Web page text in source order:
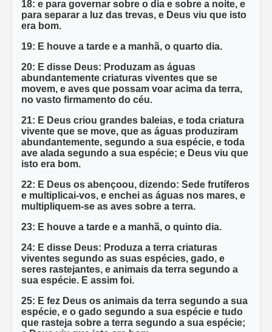
18: e para governar sobre o dia e sobre a noite, e
para separar a luz das trevas, e Deus viu que isto
era bom.
19: E houve a tarde e a manhã, o quarto dia.
20: E disse Deus: Produzam as águas
abundantemente criaturas viventes que se
movem, e aves que possam voar acima da terra,
no vasto firmamento do céu.
21: E Deus criou grandes baleias, e toda criatura
vivente que se move, que as águas produziram
abundantemente, segundo a sua espécie, e toda
ave alada segundo a sua espécie; e Deus viu que
isto era bom.
22: E Deus os abençoou, dizendo: Sede frutíferos
e multiplicai-vos, e enchei as águas nos mares, e
multipliquem-se as aves sobre a terra.
23: E houve a tarde e a manhã, o quinto dia.
24: E disse Deus: Produza a terra criaturas
viventes segundo as suas espécies, gado, e
seres rastejantes, e animais da terra segundo a
sua espécie. E assim foi.
25: E fez Deus os animais da terra segundo a sua
espécie, e o gado segundo a sua espécie e tudo
que rasteja sobre a terra segundo a sua espécie;